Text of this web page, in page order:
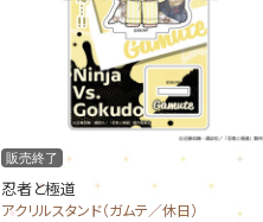
販売終了
忍者と極道
アクリルスタンド（ガムテ／休日）